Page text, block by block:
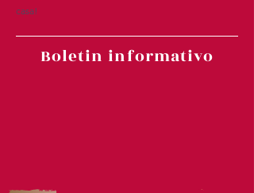
casa!
Boletin informativo